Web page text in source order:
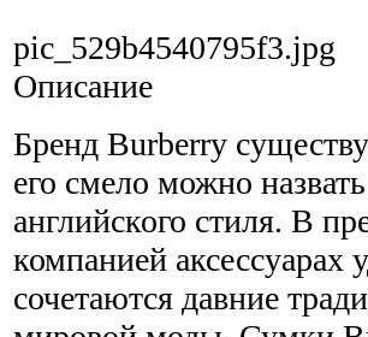
pic_529b4540795f3.jpg
Описание
Бренд Burberry
его смело можно
английского стиля. В
компанией аксессуарах
сочетаются давние